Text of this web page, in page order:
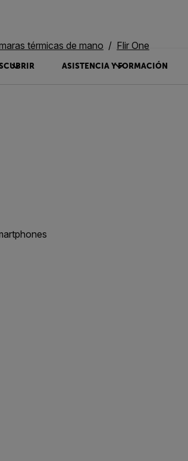
ASISTENCIA Y FORMACIÓN
térmicas de mano
Flir One